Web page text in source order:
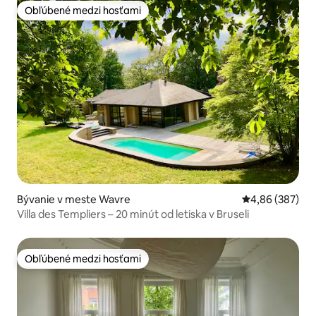
Obľúbené medzi hosťami
Obľúbené medzi hosťami
Bývanie v meste Wavre Priemerné
4,86 (387)
Villa des Templiers – 20 minút od letiska v Bruseli
Obľúbené medzi hosťami
Obľúbené medzi hosťami